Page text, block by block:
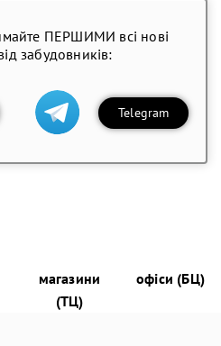
ПЕРШИМИ всі нові
забудовників:
Telegram
магазини
(ТЦ)
офіси (БЦ)